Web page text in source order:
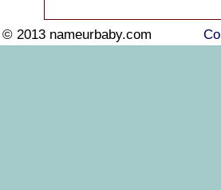
© 2013 nameurbaby.com